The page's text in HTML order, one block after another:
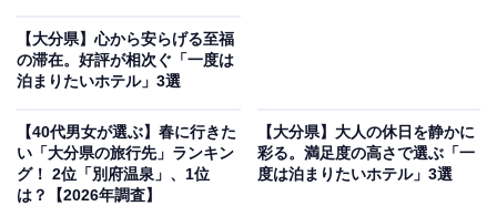
「展望ゾーン」では大野川の堤防上から鶴見岳・久住連
あり、高低差を活かしたローラースライダー・チューブ
スライダー・スポーツクライミングも楽しめます。
【大分県】心から安らげる至福
の滞在。好評が相次ぐ「一度は
泊まりたいホテル」3選
【40代男女が選ぶ】春に行きた
い「大分県の旅行先」ランキン
グ！ 2位「別府温泉」、1位
は？【2026年調査】
【大分県】大人の休日を静かに
彩る。満足度の高さで選ぶ「一
度は泊まりたいホテル」3選